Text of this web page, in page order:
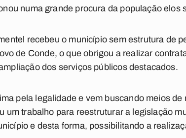
numa grande procura da população elos
recebeu o município sem estrutura de
de Conde, o que obrigou a realizar
dos serviços públicos destacados.
pela legalidade e vem buscando meios de
um trabalho para reestruturar a legislação
e desta forma, possibilitando a